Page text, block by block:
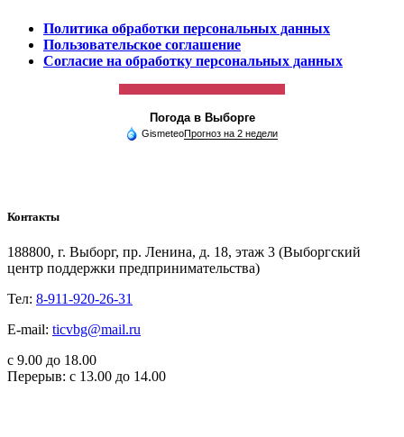
Политика обработки персональных данных
Пользовательское соглашение
Согласие на обработку персональных данных
Погода в Выборге
GismeteoПрогноз на 2 недели
Контакты
188800, г. Выборг, пр. Ленина, д. 18, этаж 3 (Выборгский
центр поддержки предпринимательства)
Тел: 8-911-920-26-31
E-mail: ticvbg@mail.ru
с 9.00 до 18.00
Перерыв: с 13.00 до 14.00